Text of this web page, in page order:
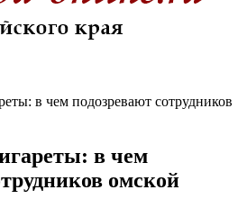
в чем подозревают сотрудников
в чем
омской